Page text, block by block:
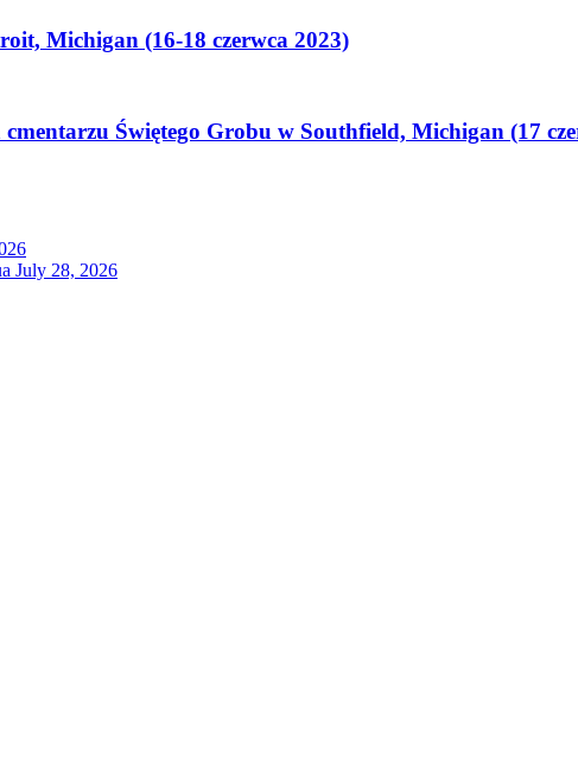
Michigan (16-18 czerwca 2023)
Świętego Grobu w Southfield, Michigan (17
July 28, 2026